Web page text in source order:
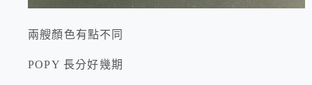
兩艘顏色有點不同
POPY 長分好幾期